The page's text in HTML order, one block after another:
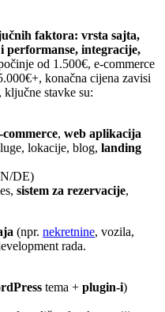
faktora: vrsta sajta,
performanse, integracije,
od 1.500€, e-commerce
konačna cijena zavisi
stavke su:
commerce, web aplikacija
lokacije, blog, landing
DE)
sistem za rezervacije,
(npr. nekretnine, vozila,
rada.
tema + plugin-i)